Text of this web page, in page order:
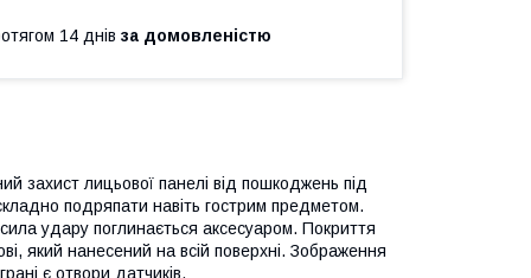
14 днів за домовленістю
захист лицьової панелі від пошкоджень під
подряпати навіть гострим предметом.
удару поглинається аксесуаром. Покриття
який нанесений на всій поверхні. Зображення
є отвори датчиків.